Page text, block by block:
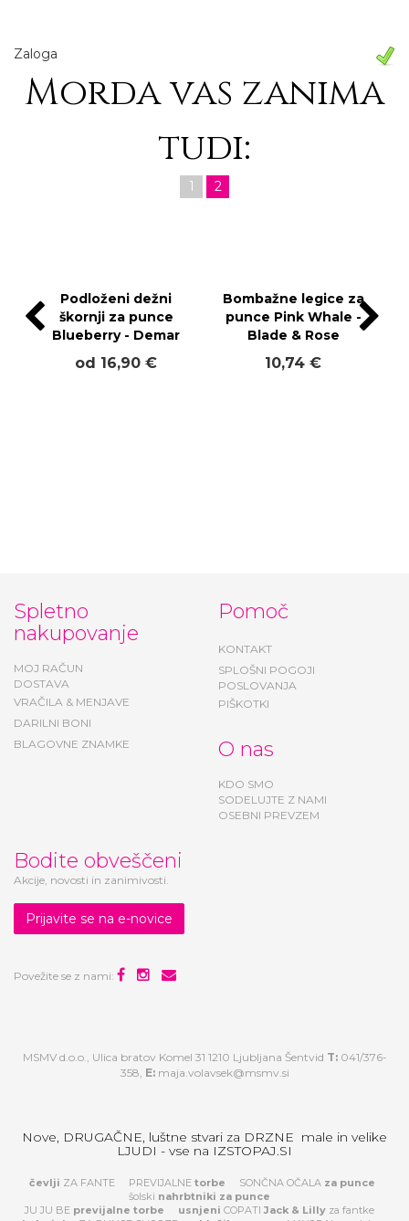
Zaloga
Morda vas zanima
tudi:
1 2
Spletno
nakupovanje
MOJ RAČUN
DOSTAVA
VRAČILA & MENJAVE
DARILNI BONI
KONTAKT
SPLOŠNI POGOJI
POSLOVANJA
KDO SMO
SODELUJTE Z NAMI
Bodite obveščeni
Prijavite se na e-novice
MSMV d.o.o., Ulica bratov Komel 31 1210 Ljubljana Šentvid
Nove, DRUGAČNE, luštne stvari za DRZNE male in velike
PREVIJALNEtorbe SONČNA OČALA
šolskinahrbtniki za punce